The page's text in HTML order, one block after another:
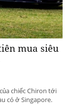
mua siêu
chiếc Chiron tới
có ở Singapore.